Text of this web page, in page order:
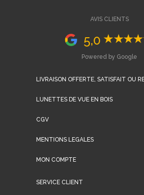
AVIS CLIENTS
5,0
Powered by Google
LIVRAISON OFFERTE, SATISFAIT OU
LUNETTES DE VUE EN BOIS
CGV
MENTIONS LEGALES
MON COMPTE
SERVICE CLIENT